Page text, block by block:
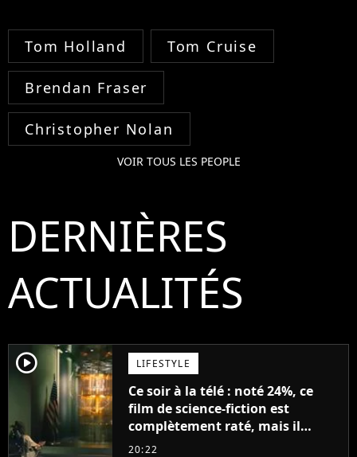
Tom Holland Tom Cruise
Brendan Fraser
Christopher Nolan
VOIR TOUS LES PEOPLE
DERNIÈRES
ACTUALITÉS
player2 LIFESTYLE
Ce soir à la télé : noté 24%, ce
film de science-fiction est
complètement raté, mais il
aurait pu être encore pire à
20:22